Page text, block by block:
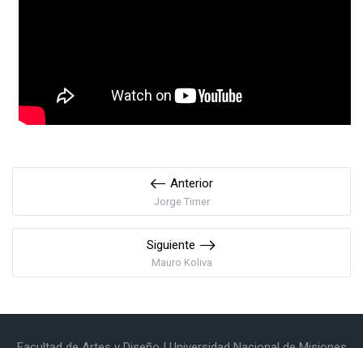
Anterior
Jorge Tirner
Siguiente
Mauro Koliva